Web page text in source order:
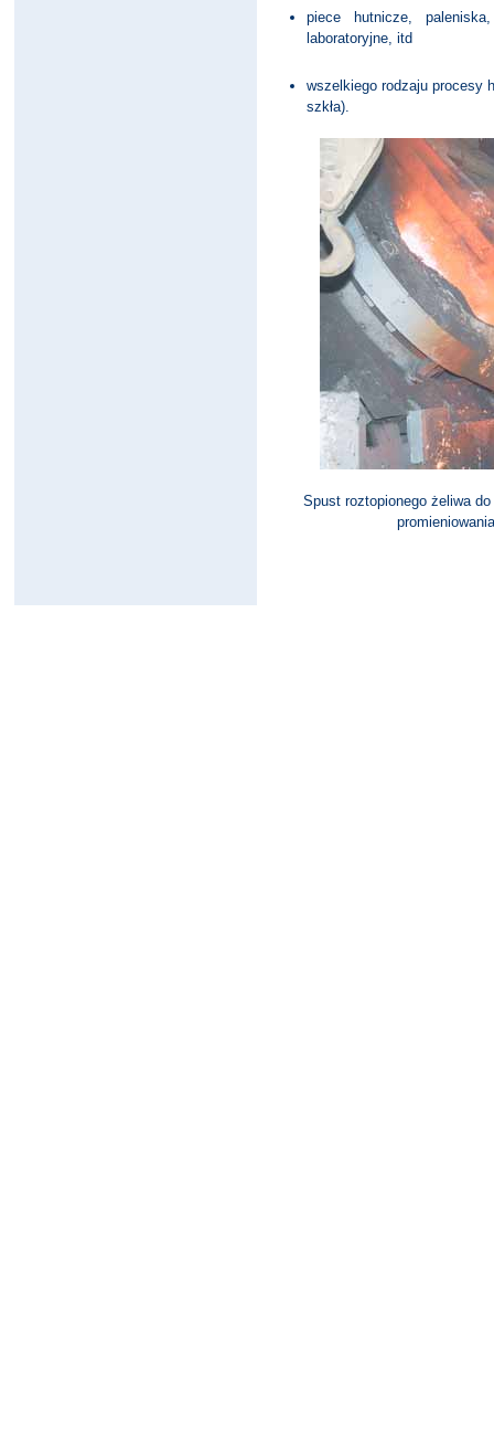
piece hutnicze,
laboratoryjne, itd
wszelkiego rodzaju procesy
szkła).
Spust roztopionego żeliwa